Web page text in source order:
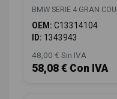
BMW SERIE 4 GRAN
OEM: C13314104
ID: 1343943
48,00 € Sin IVA
58,08 € Con IVA